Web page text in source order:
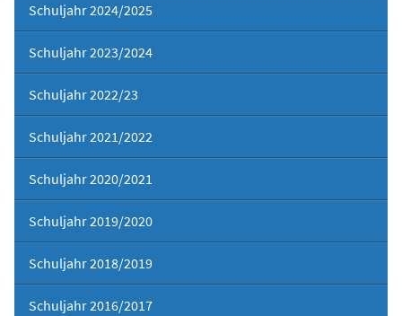
Schuljahr 2024/2025
Schuljahr 2023/2024
Schuljahr 2022/23
Schuljahr 2021/2022
Schuljahr 2020/2021
Schuljahr 2019/2020
Schuljahr 2018/2019
Schuljahr 2016/2017